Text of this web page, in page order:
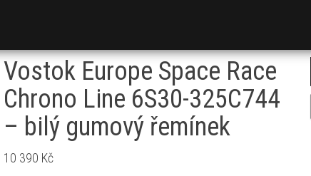
Vostok Europe Space Race
Chrono Line 6S30-325C744
– bilý gumový řemínek
10 390 Kč